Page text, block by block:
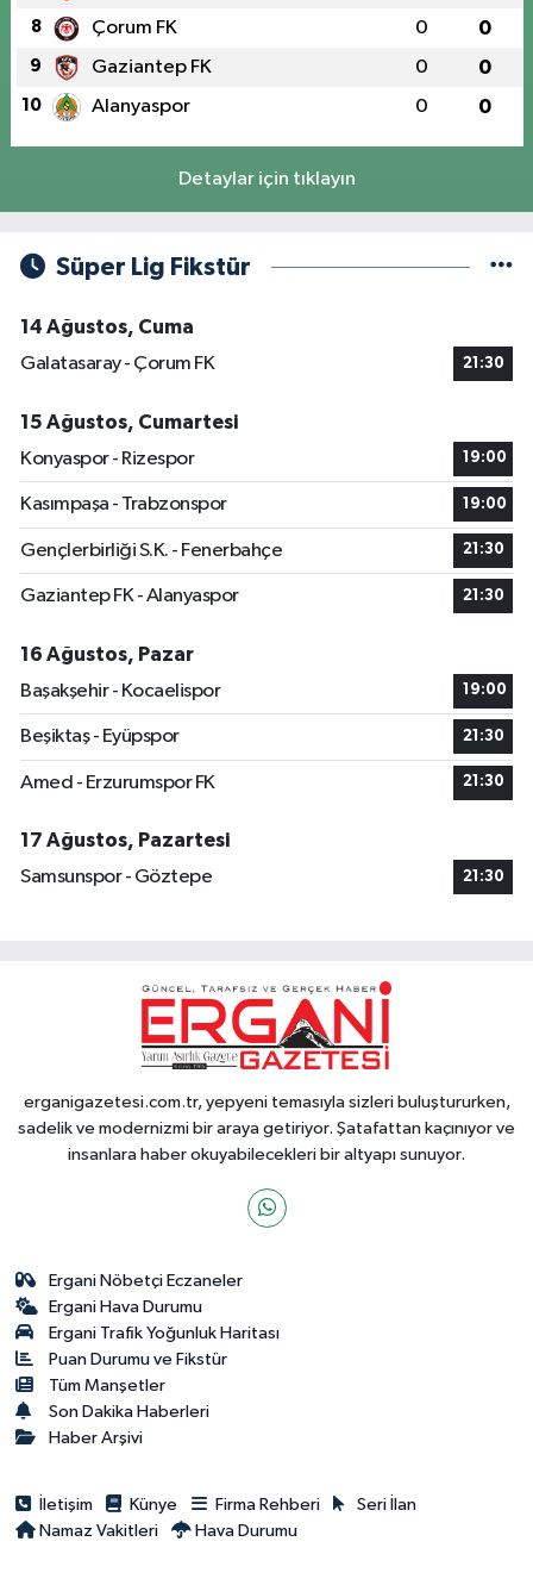
8 Çorum FK 0 0
9 Gaziantep FK 0 0
10 Alanyaspor 0 0
Detaylar için tıklayın
Süper Lig Fikstür
14 Ağustos, Cuma
Galatasaray - Çorum FK
21:30
15 Ağustos, Cumartesi
Konyaspor - Rizespor
19:00
Kasımpaşa - Trabzonspor 19:00
Gençlerbirliği S.K. - Fenerbahçe 21:30
Gaziantep FK - Alanyaspor 21:30
16 Ağustos, Pazar
Başakşehir - Kocaelispor
19:00
Beşiktaş - Eyüpspor 21:30
Amed - Erzurumspor FK 21:30
17 Ağustos, Pazartesi
Samsunspor - Göztepe
21:30
erganigazetesi.com.tr, yepyeni temasıyla sizleri buluştururken,
sadelik ve modernizmi bir araya getiriyor. Şatafattan kaçınıyor ve
insanlara haber okuyabilecekleri bir altyapı sunuyor.
Ergani Nöbetçi Eczaneler
Ergani Hava Durumu
Ergani Trafik Yoğunluk Haritası
Puan Durumu ve Fikstür
Tüm Manşetler
Son Dakika Haberleri
Haber Arşivi
İletişim Künye Firma Rehberi
Seri İlan
Namaz Vakitleri
Hava Durumu